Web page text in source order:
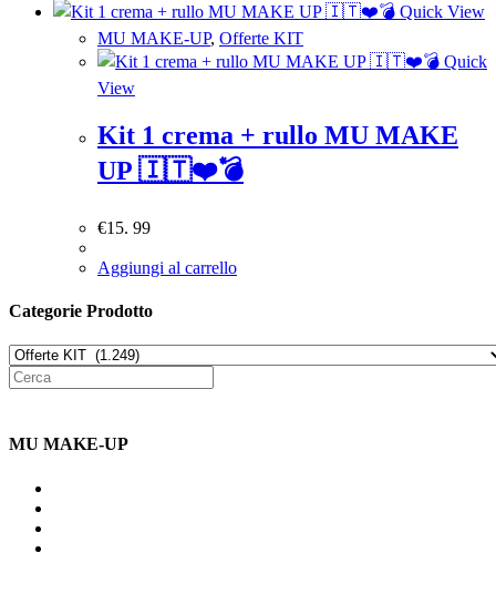
Quick View
MU MAKE-UP, Offerte KIT
Quick
View
Kit 1 crema + rullo MU MAKE
UP 🇮🇹❤️💣
€15. 99
Aggiungi al carrello
Categorie Prodotto
MU MAKE-UP